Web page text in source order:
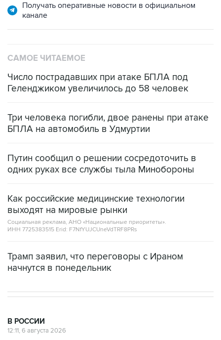
Получать оперативные новости в официальном
канале
САМОЕ ЧИТАЕМОЕ
Число пострадавших при атаке БПЛА под
Геленджиком увеличилось до 58 человек
Три человека погибли, двое ранены при атаке
БПЛА на автомобиль в Удмуртии
Путин сообщил о решении сосредоточить в
одних руках все службы тыла Минобороны
Как российские медицинские технологии
выходят на мировые рынки
Социальная реклама, АНО «Национальные приоритеты».
ИНН 7725383515 Erid: F7NfYUJCUneVdTRF8PRs
Трамп заявил, что переговоры с Ираном
начнутся в понедельник
В РОССИИ
12:11, 6 августа 2026